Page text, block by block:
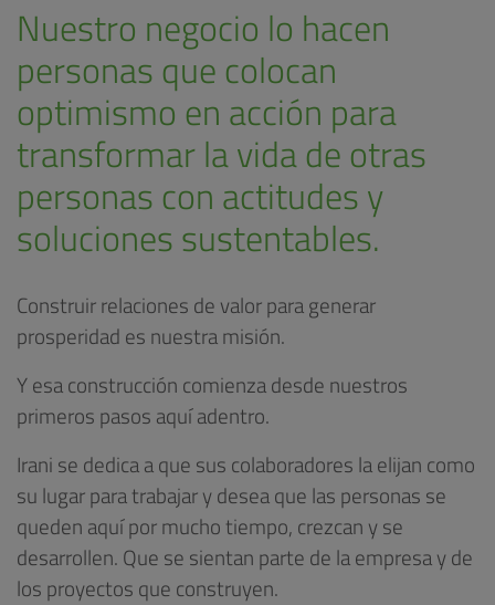
Nuestro negocio lo hacen
personas que colocan
optimismo en acción para
transformar la vida de otras
personas con actitudes y
soluciones sustentables.
Construir relaciones de valor para generar
prosperidad es nuestra misión.
Y esa construcción comienza desde nuestros
primeros pasos aquí adentro.
Irani se dedica a que sus colaboradores la elijan como
su lugar para trabajar y desea que las personas se
queden aquí por mucho tiempo, crezcan y se
desarrollen. Que se sientan parte de la empresa y de
los proyectos que construyen.